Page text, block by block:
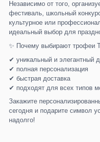
Независимо от того,
фестиваль, школьный
культурное или
идеальный выбор для
✨ Почему выбирают трофеи
✔ уникальный и элегантный
✔ полная персонализация
✔ быстрая доставка
✔ подходят для всех типов
Закажите
сегодня и подарите символ
надолго!